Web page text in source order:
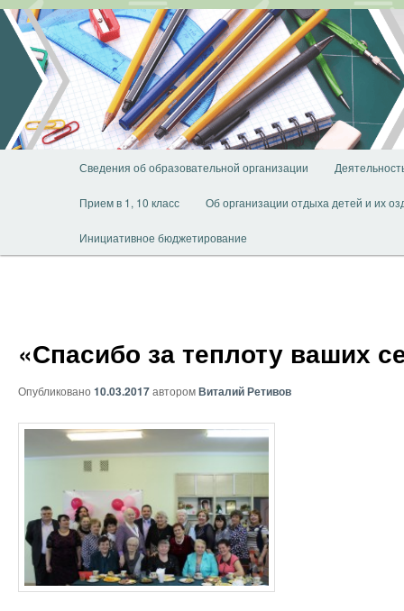
Перейти
основному
содержимому
Сведения об образовательной организации
Прием в 1, 10 класс Об организации отдыха детей и их
Инициативное бюджетирование
«Спасибо за теплоту ваших
Опубликовано 10.03.2017авторомВиталий Ретивов